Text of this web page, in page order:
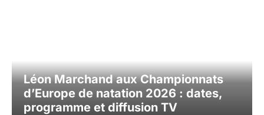
Léon Marchand aux Championnats
d’Europe de natation 2026 : dates,
programme et diffusion TV